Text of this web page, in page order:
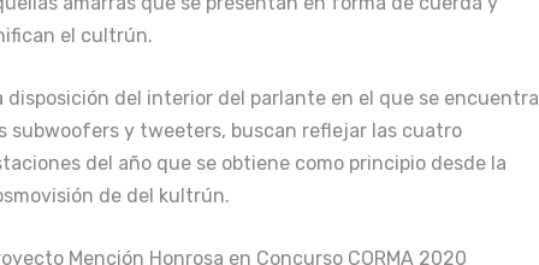
el cultrún.
disposición del interior del parlante en el que se
subwoofers y tweeters, buscan reflejar las cuatro
del año que se obtiene como principio desde la
de del kultrún.
Mención Honrosa en Concurso CORMA 2020